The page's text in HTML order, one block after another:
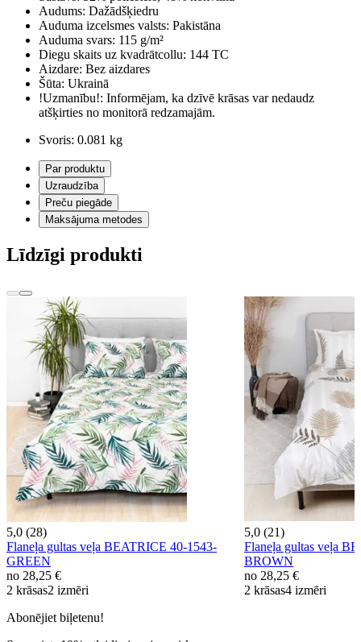
Audums: Dažādšķiedru
Auduma izcelsmes valsts: Pakistāna
Auduma svars: 115 g/m²
Diegu skaits uz kvadrātcollu: 144 TC
Aizdare: Bez aizdares
Šūta: Ukrainā
!Uzmanību!: Informējam, ka dzīvē krāsas var nedaudz
atšķirties no monitorā redzamajām.
Svoris: 0.081 kg
Par produktu
Uzraudzība
Preču piegāde
Maksājuma metodes
Līdzīgi produkti
5,0 (28)
Flaneļa gultas veļa BEATRICE 40-1543-
GREEN
no 28,25 €
2 krāsas2 izmēri
5,0 (21)
Flaneļa gultas veļa
BROWN
no 28,25 €
2 krāsas4 izmēri
Abonējiet biļetenu!